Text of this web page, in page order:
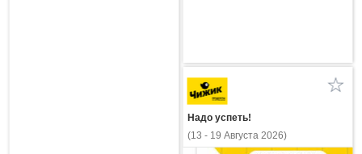
Надо успеть!
(13 - 19 Августа 2026)